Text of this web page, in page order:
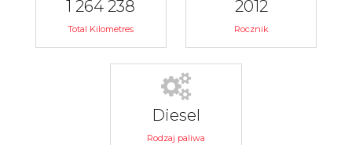
1 264 238
Total Kilometres
2012
Rocznik
Diesel
Rodzaj paliwa